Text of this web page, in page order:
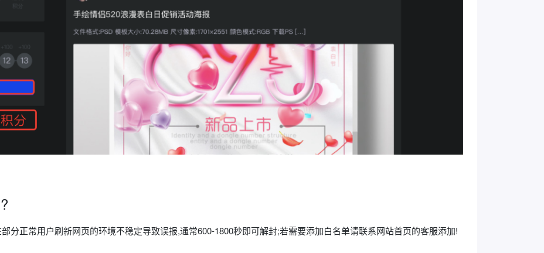
分正常用户刷新网页的环境不稳定导致误报,通常600-1800秒即可解封;若需要添加白名单请联系网站首页的客服添加!